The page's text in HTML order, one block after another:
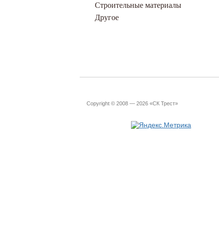
Строительные материалы
Другое
Copyright © 2008 — 2026 «СК Трест»